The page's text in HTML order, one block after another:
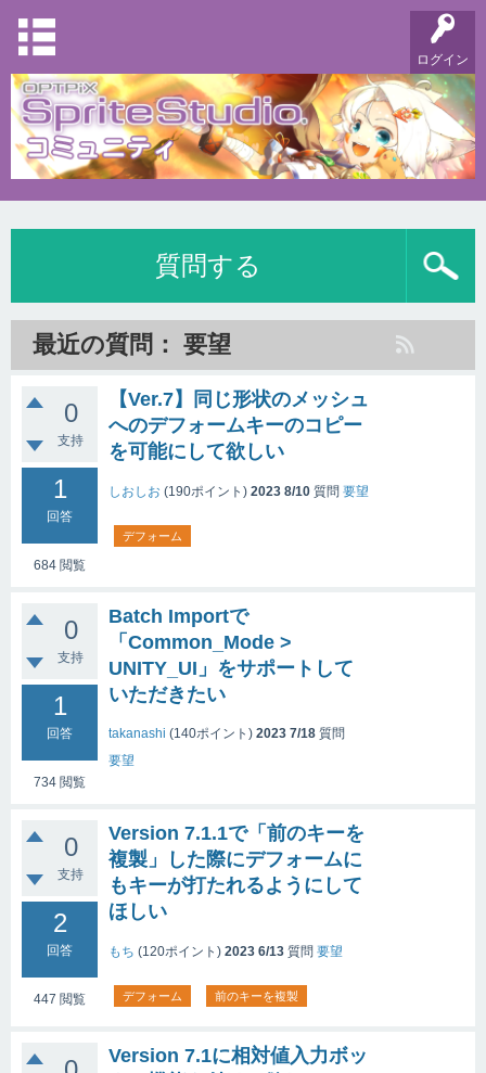
ログイン
質問する
最近の質問： 要望
0
支持
1
回答
684 閲覧
【Ver.7】同じ形状のメッシュ
へのデフォームキーのコピー
を可能にして欲しい
しおしお (190ポイント) 2023 8/10 質問 要望
デフォーム
0
支持
1
回答
734 閲覧
Batch Importで
「Common_Mode >
UNITY_UI」をサポートして
いただきたい
takanashi (140ポイント) 2023 7/18 質問
要望
0
支持
2
回答
447 閲覧
Version 7.1.1で「前のキーを
複製」した際にデフォームに
もキーが打たれるようにして
ほしい
もち (120ポイント) 2023 6/13 質問 要望
デフォーム 前のキーを複製
Version 7.1に相対値入力ボッ